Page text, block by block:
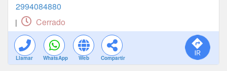
2994084880
| Cerrado
Llamar WhatsApp Web Compartir